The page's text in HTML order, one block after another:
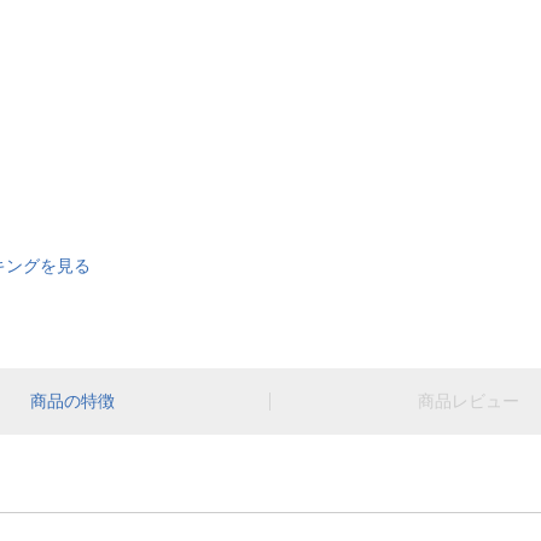
グを見る
商品の特徴 商品レビュー